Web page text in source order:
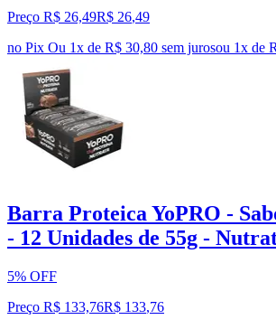
Preço R$ 26,49R$ 26,49
no Pix Ou 1x de R$ 30,80 sem jurosou 1x de
Barra Proteica YoPRO -
- 12 Unidades de 55g -
5% OFF
Preço R$ 133,76R$ 133,76